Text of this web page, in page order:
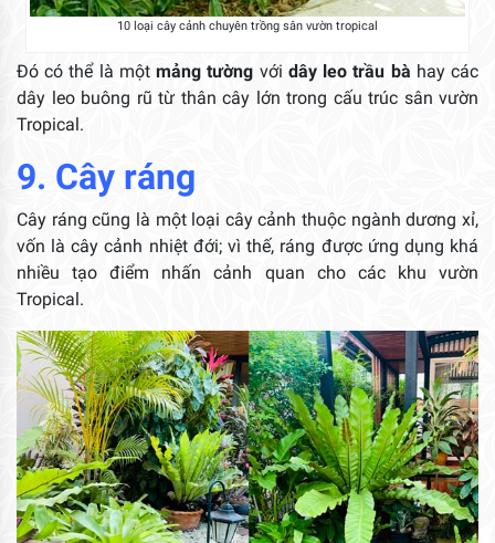
10 loại cây cảnh chuyên trồng sân vườn tropical
Đó có thể là mộtmảng tường với dây leo trầu bà hay các
dây leo buông rũ từ thân cây lớn trong cấu trúc sân vườn
Tropical.
9. Cây ráng
Cây ráng cũng là một loại cây cảnh thuộc ngành dương xỉ,
vốn là cây cảnh nhiệt đới; vì thế, ráng được ứng dụng khá
nhiều tạo điểm nhấn cảnh quan cho các khu vườn
Tropical.